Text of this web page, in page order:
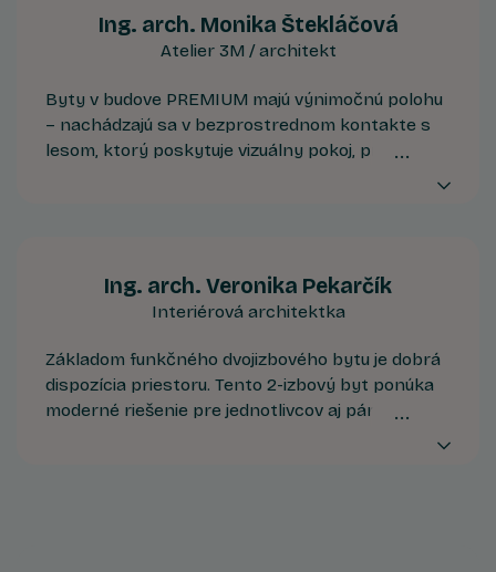
Ing. arch. Monika Štekláčová
Atelier 3M / architekt
Byty v budove PREMIUM majú výnimočnú polohu
– nachádzajú sa v bezprostrednom kontakte s
lesom, ktorý poskytuje vizuálny pokoj, prirodzené
Ing. arch. Veronika Pekarčík
Interiérová architektka
Základom funkčného dvojizbového bytu je dobrá
dispozícia priestoru. Tento 2-izbový byt ponúka
moderné riešenie pre jednotlivcov aj páry.